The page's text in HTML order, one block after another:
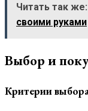
Читать так же:
своими руками
Выбор и
Критерии